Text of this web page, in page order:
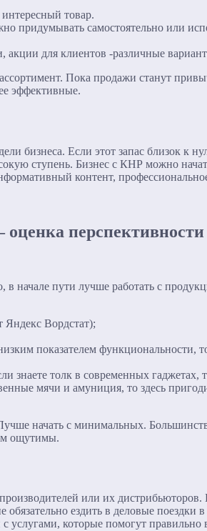
товар.
придумывать самостоятельно или
для клиентов -различные
Пока продажи станут
эффективные.
бизнеса. Если этот запас близок к
ступень. Бизнес с КНР можно
контент,
оценка перспективности
пути лучше работать с
Яндекс Вордстат);
показателем
знаете толк в современных
мячи и амуниция, то здесь
начать с минимальных.
ощутимы.
или их
обязательно ездить в деловые
с услугами, которые помогут